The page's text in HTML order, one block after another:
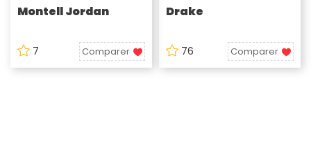
Montell Jordan
7 Comparer
Drake
76 Comparer